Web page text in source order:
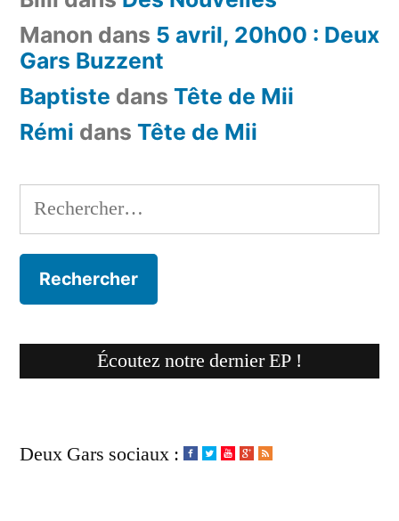
Manon dans 5 avril, 20h00 : Deux
Gars Buzzent
Baptiste dans Tête de Mii
Rémi dans Tête de Mii
Rechercher :
Écoutez notre dernier EP !
Deux Gars sociaux :